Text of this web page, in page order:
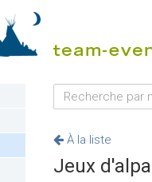
À la liste
Jeux